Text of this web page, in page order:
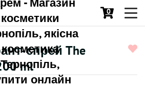
0
спрей The
ml